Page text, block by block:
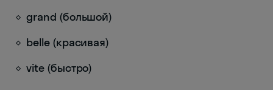
grand (большой)
belle (красивая)
vite (быстро)